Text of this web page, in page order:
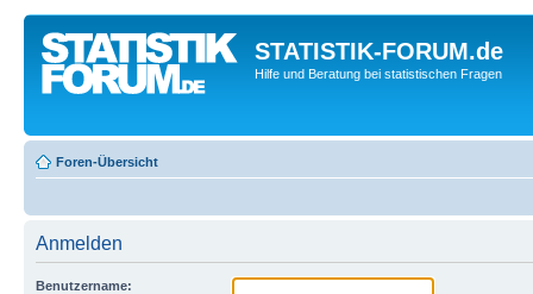
STATISTIK-FORUM.de
Hilfe und Beratung bei statistischen Fragen
Foren-Übersicht
Anmelden
Benutzername: